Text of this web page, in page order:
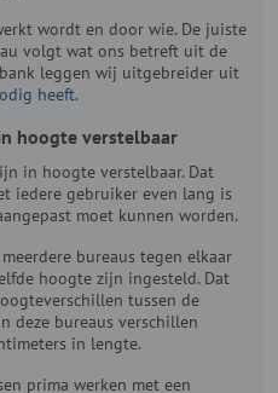
wordt en door wie. De juiste
volgt wat ons betreft uit de
leggen wij uitgebreider uit
heeft.
hoogte verstelbaar
in hoogte verstelbaar. Dat
iedere gebruiker even lang is
moet kunnen worden.
bureaus tegen elkaar
hoogte zijn ingesteld. Dat
tussen de
deze bureaus verschillen
in lengte.
prima werken met een